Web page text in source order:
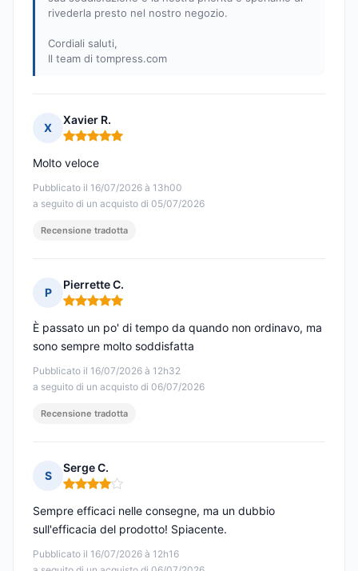
rivederla presto nel nostro negozio.
Cordiali saluti,
Il team di tompress.com
X
Xavier R.
Nota: 5 su 5
Pubblicato il 16/07/2026 à 13h00
a seguito di un acquisto di 05/07/2026
Molto veloce
Recensione tradotta
P
Pierrette C.
Nota: 5 su 5
Pubblicato il 16/07/2026 à 12h32
a seguito di un acquisto di 06/07/2026
È passato un po' di tempo da quando non ordinavo, ma
sono sempre molto soddisfatta
Recensione tradotta
S
Serge C.
Nota: 4 su 5
Pubblicato il 16/07/2026 à 12h16
Sempre efficaci nelle consegne, ma un dubbio
sull'efficacia del prodotto! Spiacente.